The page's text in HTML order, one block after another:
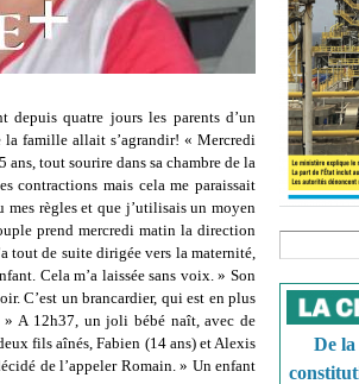
depuis quatre jours les parents d’un
la famille allait s’agrandir! « Mercredi
tout sourire dans sa chambre de la
contractions mais cela me paraissait
règles et que j’utilisais un moyen
prend mercredi matin la direction
tout de suite dirigée vers la maternité,
Cela m’a laissée sans voix. » Son
C’est un brancardier, qui est en plus
A 12h37, un joli bébé naît, avec de
fils aînés, Fabien (14 ans) et Alexis
de l’appeler Romain. » Un enfant
De la